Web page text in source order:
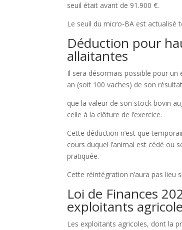
seuil était avant de 91.900 €.
Le seuil du micro-BA est actualisé
Déduction pour
allaitantes
Il sera désormais possible pour un
an (soit 100 vaches) de son
que la valeur de son stock bovin
celle à la clôture de l’exercice.
Cette déduction n’est que
cours duquel l’animal est cédé ou
pratiquée.
Cette réintégration n’aura pas lieu
Loi de Finances
exploitants
Les exploitants agricoles, dont la